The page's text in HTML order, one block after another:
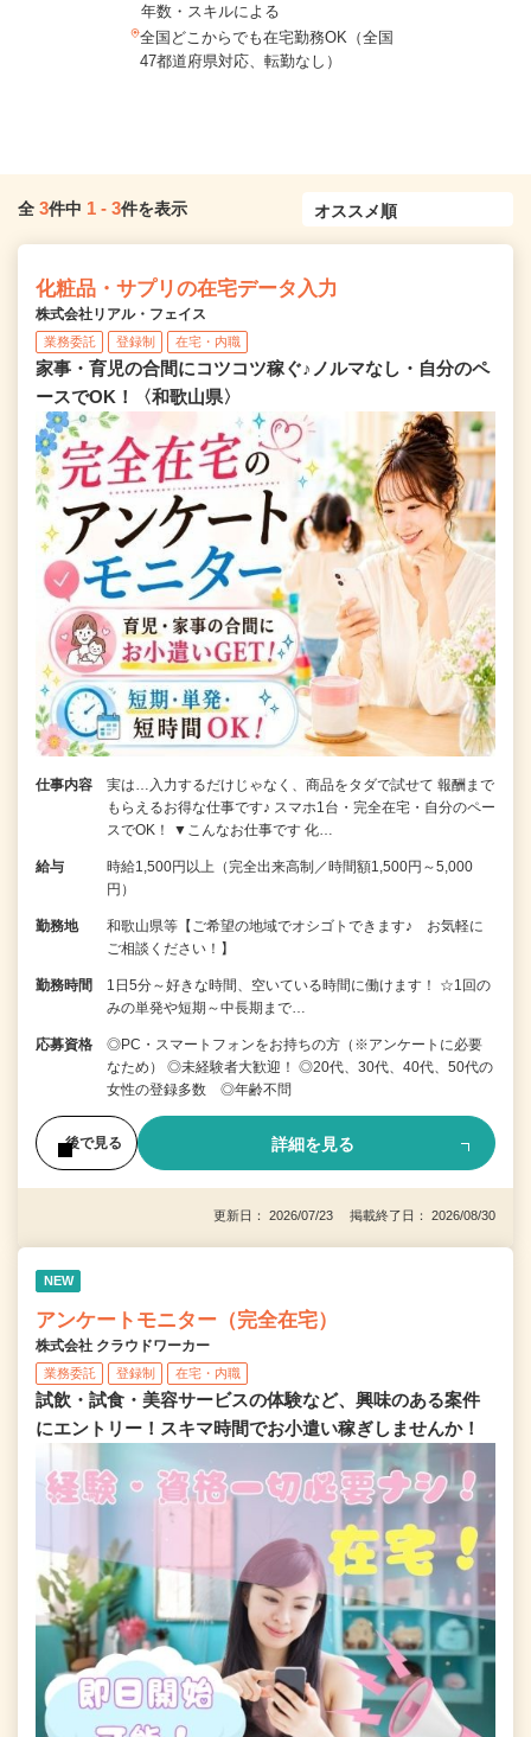
年数・スキルによる
全国どこからでも在宅勤務OK（全国
47都道府県対応、転勤なし）
全 3件中 1 - 3件を表示
化粧品・サプリの在宅データ入力
株式会社リアル・フェイス
業務委託 登録制 在宅・内職
家事・育児の合間にコツコツ稼ぐ♪ノルマなし・自分のペ
ースでOK！〈和歌山県〉
仕事内容
実は…入力するだけじゃなく、商品をタダで試せて 報酬まで
もらえるお得な仕事です♪ スマホ1台・完全在宅・自分のペー
スでOK！ ▼こんなお仕事です 化…
給与
時給1,500円以上（完全出来高制／時間額1,500円～5,000
円）
勤務地
和歌山県等【ご希望の地域でオシゴトできます♪ お気軽に
ご相談ください！】
勤務時間
1日5分～好きな時間、空いている時間に働けます！ ☆1回の
みの単発や短期～中長期まで…
応募資格
◎PC・スマートフォンをお持ちの方（※アンケートに必要
なため） ◎未経験者大歓迎！ ◎20代、30代、40代、50代の
女性の登録多数 ◎年齢不問
後で見る 詳細を見る
更新日： 2026/07/23 掲載終了日： 2026/08/30
NEW
アンケートモニター（完全在宅）
株式会社 クラウドワーカー
業務委託 登録制 在宅・内職
試飲・試食・美容サービスの体験など、興味のある案件
にエントリー！スキマ時間でお小遣い稼ぎしませんか！